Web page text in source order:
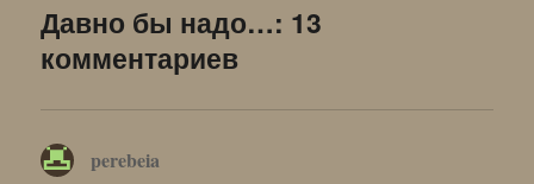
Давно бы надо…: 13
комментариев
perebeia